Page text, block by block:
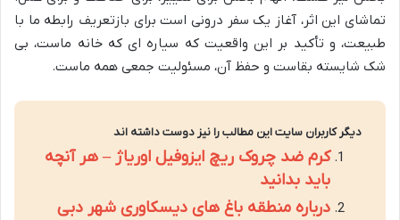
تماشای این اثر، آغاز یک سفر درونی است برای بازتعریف رابطه ما با
طبیعت، و تأکید بر این واقعیت که سیاره ای که خانه ماست، بی
شک شایسته بقاست و حفظ آن، مسئولیت جمعی همه ماست.
دیگر کاربران سایت این مطالب را نیز دوست داشته اند
کرم ضد چروک ریچ ایزوفیل اوریاژ – هر آنچه
باید بدانید
درباره منطقه باغ های دیسکاوری شهر دبی